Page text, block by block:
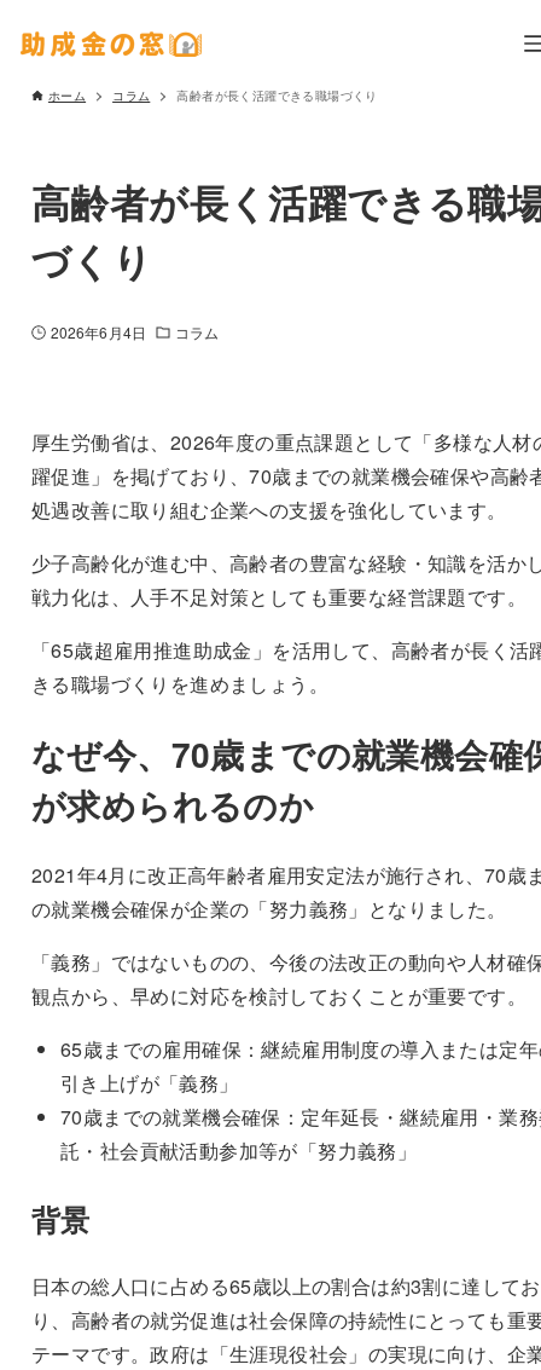
ホーム コラム 高齢者が長く活躍できる職場づくり
高齢者が長く活躍できる職
づくり
2026年6月4日 コラム
厚生労働省は、2026年度の重点課題として「多様な人材
躍促進」を掲げており、70歳までの就業機会確保や高齢
処遇改善に取り組む企業への支援を強化しています。
少子高齢化が進む中、高齢者の豊富な経験・知識を活か
戦力化は、人手不足対策としても重要な経営課題です。
「65歳超雇用推進助成金」を活用して、高齢者が長く活
きる職場づくりを進めましょう。
なぜ今、70歳までの就業機会確
が求められるのか
2021年4月に改正高年齢者雇用安定法が施行され、70歳
の就業機会確保が企業の「努力義務」となりました。
「義務」ではないものの、今後の法改正の動向や人材確
観点から、早めに対応を検討しておくことが重要です。
65歳までの雇用確保：継続雇用制度の導入または定
引き上げが「義務」
70歳までの就業機会確保：定年延長・継続雇用・業
託・社会貢献活動参加等が「努力義務」
背景
日本の総人口に占める65歳以上の割合は約3割に達してお
り、高齢者の就労促進は社会保障の持続性にとっても重
テーマです。政府は「生涯現役社会」の実現に向け、企